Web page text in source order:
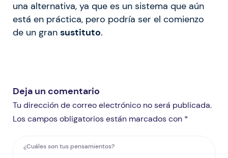
una alternativa, ya que es un sistema que aún
está en práctica, pero podría ser el comienzo
de un gran sustituto.
Deja un comentario
Tu dirección de correo electrónico no será publicada.
Los campos obligatorios están marcados con *